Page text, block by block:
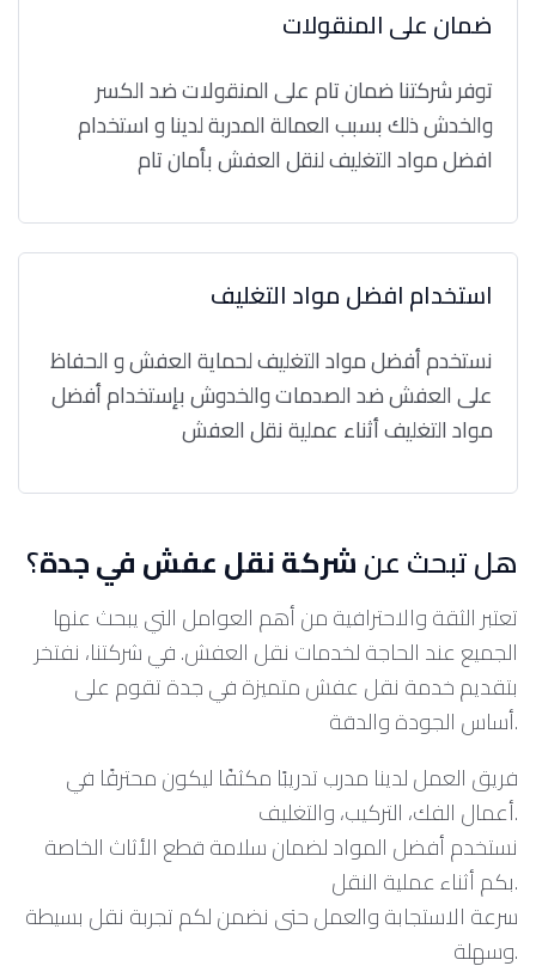
ضمان على المنقولات
توفر شركتنا ضمان تام على المنقولات ضد الكسر
والخدش ذلك بسبب العمالة المدربة لدينا و استخدام
افضل مواد التغليف لنقل العفش بأمان تام
استخدام افضل مواد التغليف
نستخدم أفضل مواد التغليف لحماية العفش و الحفاظ
على العفش ضد الصدمات والخدوش بإستخدام أفضل
مواد التغليف أثناء عملية نقل العفش
هل تبحث عنشركة نقل عفش في جدة؟
تعتبر الثقة والاحترافية من أهم العوامل التي يبحث عنها
الجميع عند الحاجة لخدمات نقل العفش. في شركتنا، نفتخر
بتقديم خدمة نقل عفش متميزة في جدة تقوم على
أساس الجودة والدقة.
أعمال الفك، التركيب، والتغليف.
نستخدم أفضل المواد لضمان سلامة قطع الأثاث الخاصة
بكم أثناء عملية النقل.
سرعة الاستجابة والعمل حتى نضمن لكم تجربة نقل بسيطة
وسهلة.